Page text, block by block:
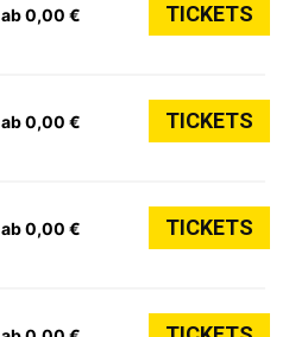
ab 0,00 € TICKETS
ab 0,00 € TICKETS
ab 0,00 € TICKETS